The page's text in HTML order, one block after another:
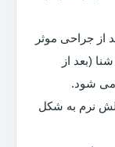
از جراحی موثر
(بعد از
می شود.
نرم به شکل